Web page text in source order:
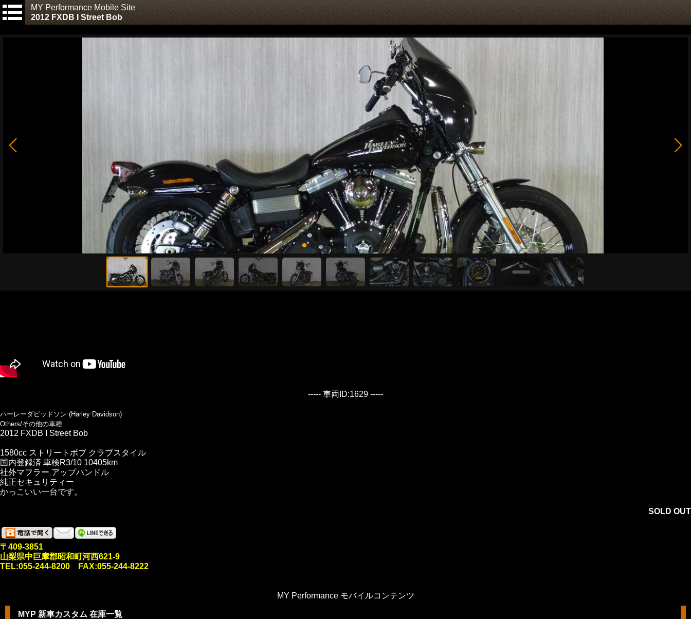
MY Performance Mobile Site
2012 FXDB I Street Bob
----- 車両ID:1629 -----
ハーレーダビッドソン (Harley Davidson)
Others/その他の車種
2012 FXDB I Street Bob
1580cc ストリートボブ クラブスタイル
国内登録済 車検R3/10 10405km
社外マフラー アップハンドル
純正セキュリティー
かっこいい一台です。
SOLD OUT
〒409-3851
山梨県中巨摩郡昭和町河西621-9
TEL:055-244-8200 FAX:055-244-8222
MY Performance モバイルコンテンツ
MYP 新車カスタム 在庫一覧